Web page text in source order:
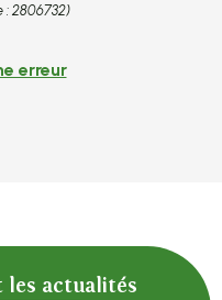
: 2806732)
erreur
les actualités